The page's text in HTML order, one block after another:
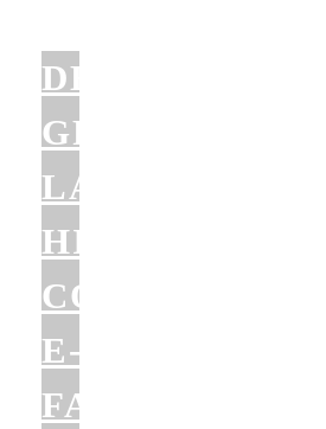
DER
GROSSE L
IMIWAY C
OBRA E
-F
ATBIKE (